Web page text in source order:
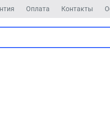
Оплата Контакты